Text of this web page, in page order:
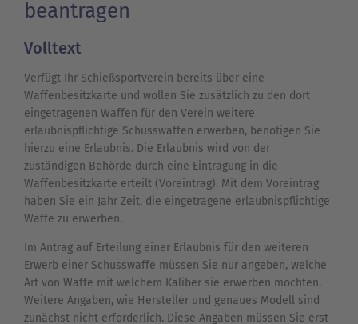
beantragen
Volltext
Verfügt Ihr Schießsportverein bereits über eine
Waffenbesitzkarte und wollen Sie zusätzlich zu den dort
eingetragenen Waffen für den Verein weitere
erlaubnispflichtige Schusswaffen erwerben, benötigen Sie
hierzu eine Erlaubnis. Die Erlaubnis wird von der
zuständigen Behörde durch eine Eintragung in die
Waffenbesitzkarte erteilt (Voreintrag). Mit dem Voreintrag
haben Sie ein Jahr Zeit, die eingetragene erlaubnispflichtige
Waffe zu erwerben.
Im Antrag auf Erteilung einer Erlaubnis für den weiteren
Erwerb einer Schusswaffe müssen Sie nur angeben, welche
Art von Waffe mit welchem Kaliber sie erwerben möchten.
Weitere Angaben, wie Hersteller und genaues Modell sind
zunächst nicht erforderlich. Diese Angaben müssen Sie erst